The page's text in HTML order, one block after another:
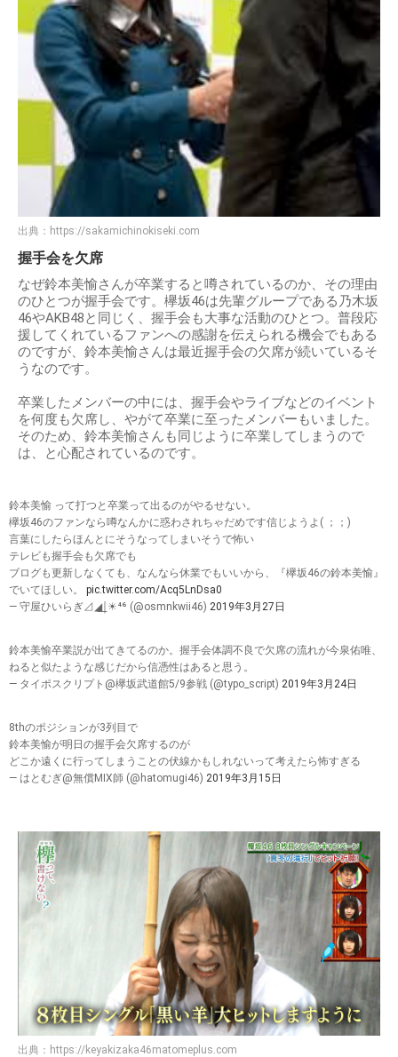
出典： https://sakamichinokiseki.com
握手会を欠席
なぜ鈴本美愉さんが卒業すると噂されているのか、その理由
のひとつが握手会です。欅坂46は先輩グループである乃木坂
46やAKB48と同じく、握手会も大事な活動のひとつ。普段応
援してくれているファンへの感謝を伝えられる機会でもある
のですが、鈴本美愉さんは最近握手会の欠席が続いているそ
うなのです。
卒業したメンバーの中には、握手会やライブなどのイベント
を何度も欠席し、やがて卒業に至ったメンバーもいました。
そのため、鈴本美愉さんも同じように卒業してしまうので
は、と心配されているのです。
鈴本美愉 って打つと卒業って出るのがやるせない。
欅坂46のファンなら噂なんかに惑わされちゃだめです信じようよ( ；；)
言葉にしたらほんとにそうなってしまいそうで怖い
テレビも握手会も欠席でも
ブログも更新しなくても、なんなら休業でもいいから、『欅坂46の鈴本美愉』
でいてほしい。 pic.twitter.com/Acq5LnDsa0
— 守屋ひいらぎ⊿◢͟￨☀︎⁴⁶ (@osmnkwii46) 2019年3月27日
鈴本美愉卒業説が出てきてるのか。握手会体調不良で欠席の流れが今泉佑唯、
ねると似たような感じだから信憑性はあると思う。
— タイポスクリプト@欅坂武道館5/9参戦 (@typo_script) 2019年3月24日
8thのポジションが3列目で
鈴本美愉が明日の握手会欠席するのが
どこか遠くに行ってしまうことの伏線かもしれないって考えたら怖すぎる
— はとむぎ@無償MIX師 (@hatomugi46) 2019年3月15日
出典： https://keyakizaka46matomeplus.com